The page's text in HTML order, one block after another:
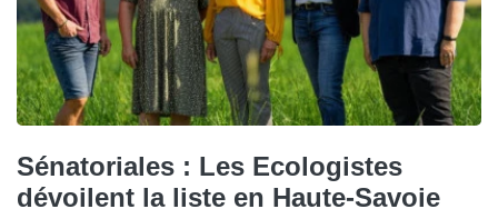
Sénatoriales : Les Ecologistes
dévoilent la liste en Haute-Savoie